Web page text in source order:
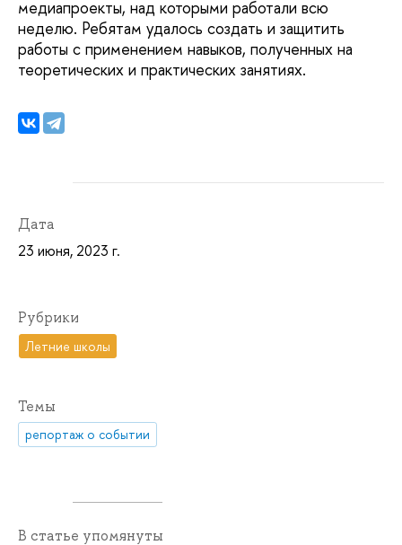
медиапроекты, над которыми работали всю
неделю. Ребятам удалось создать и защитить
работы с применением навыков, полученных на
теоретических и практических занятиях.
Дата
23 июня, 2023 г.
Рубрики
Летние школы
Темы
репортаж о событии
В статье упомянуты